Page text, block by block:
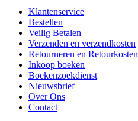
Klantenservice
Bestellen
Veilig Betalen
Verzenden en verzendkosten
Retourneren en Retourkosten
Inkoop boeken
Boekenzoekdienst
Nieuwsbrief
Over Ons
Contact